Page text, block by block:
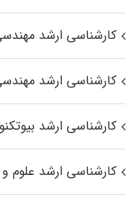
کارشناسی ارشد
کارشناسی ارشد
کارشناسی ارشد
کارشناسی ارشد علوم